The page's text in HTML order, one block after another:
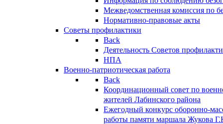
Межведомственная комиссия по
Нормативно-правовые акты
Советы профилактики
Back
Деятельность Советов
НПА
Военно-патриотическая работа
Back
Координационный совет по
жителей Лабинского района
Ежегодный конкурс оборонно-
работы памяти маршала Жукова